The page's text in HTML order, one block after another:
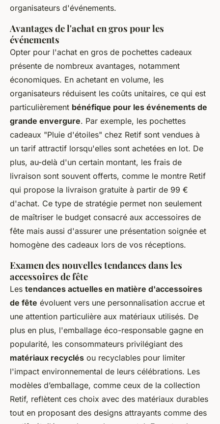
organisateurs d'événements.
Avantages de l'achat en gros pour les
événements
Opter pour l'achat en gros de pochettes cadeaux
présente de nombreux avantages, notamment
économiques. En achetant en volume, les
organisateurs réduisent les coûts unitaires, ce qui est
particulièrement bénéfique pour les événements de
grande envergure. Par exemple, les pochettes
cadeaux "Pluie d'étoiles" chez Retif sont vendues à
un tarif attractif lorsqu'elles sont achetées en lot. De
plus, au-delà d'un certain montant, les frais de
livraison sont souvent offerts, comme le montre Retif
qui propose la livraison gratuite à partir de 99 €
d'achat. Ce type de stratégie permet non seulement
de maîtriser le budget consacré aux accessoires de
fête mais aussi d'assurer une présentation soignée et
homogène des cadeaux lors de vos réceptions.
Examen des nouvelles tendances dans les
accessoires de fête
Les tendances actuelles en matière d'accessoires
de fête évoluent vers une personnalisation accrue et
une attention particulière aux matériaux utilisés. De
plus en plus, l'emballage éco-responsable gagne en
popularité, les consommateurs privilégiant des
matériaux recyclés ou recyclables pour limiter
l'impact environnemental de leurs célébrations. Les
modèles d’emballage, comme ceux de la collection
Retif, reflètent ces choix avec des matériaux durables
tout en proposant des designs attrayants comme des